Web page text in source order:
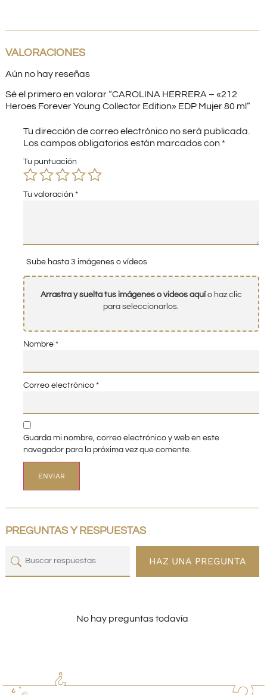
VALORACIONES
Aún no hay reseñas
Sé el primero en valorar “CAROLINA HERRERA – «212
Heroes Forever Young Collector Edition» EDP Mujer 80 ml”
Tu dirección de correo electrónico no será publicada.
Los campos obligatorios están marcados con *
Tu puntuación
Tu valoración *
Sube hasta 3 imágenes o vídeos
Arrastra y suelta tus imágenes o videos aquío haz clic
para seleccionarlos.
Nombre *
Correo electrónico *
Guarda mi nombre, correo electrónico y web en este
navegador para la próxima vez que comente.
PREGUNTAS Y RESPUESTAS
HAZ UNA PREGUNTA
No hay preguntas todavía